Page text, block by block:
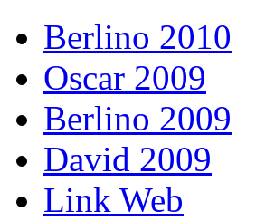
Berlino 2010
Oscar 2009
Berlino 2009
David 2009
Link Web